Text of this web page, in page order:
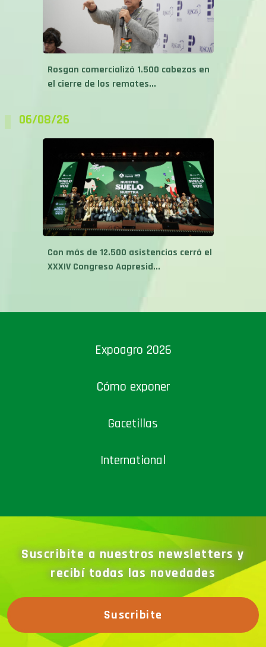
Rosgan comercializó 1.500 cabezas en
el cierre de los remates...
06/08/26
Con más de 12.500 asistencias cerró el
XXXIV Congreso Aapresid...
Expoagro 2026
Cómo exponer
Gacetillas
International
Suscribite a nuestros newsletters y
recibí todas las novedades
Suscribite